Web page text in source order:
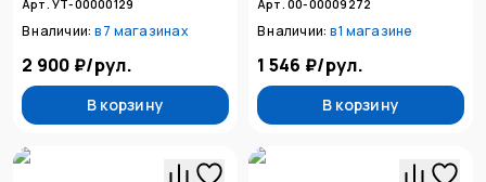
Арт. УТ-00000129
В наличии: в7 магазинах
2 900 ₽/рул.
В корзину
Арт. 00-00009272
В наличии: в1 магазине
1 546 ₽/рул.
В корзину